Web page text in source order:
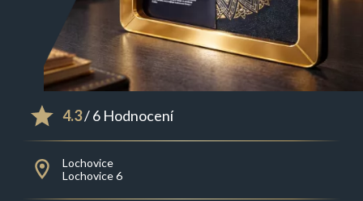
4.3/ 6 Hodnocení
Lochovice
Lochovice 6